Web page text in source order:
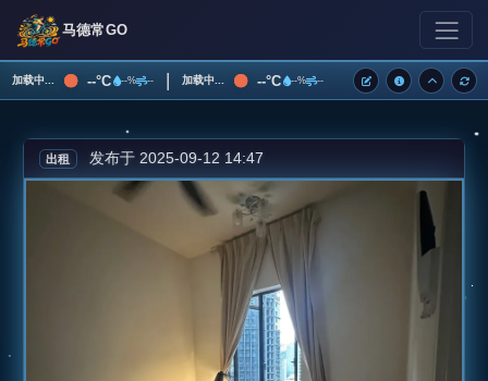
马德常GO
加载中... --°C --% -- | 加载中... --°C --% --
出租 发布于 2025-09-12 14:47